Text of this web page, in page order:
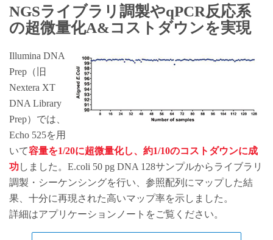
NGSライブラリ調製やqPCR反応系
の超微量化A&コストダウンを実現
Illumina DNA
Prep（旧
Nextera XT
DNA Library
Prep）では、
Echo 525を用
いて容量を1/20に超微量化し、約1/10のコストダウンに成
功しました。E.coli 50 pg DNA 128サンプルからライブラリ
調製・シーケンシングを行い、参照配列にマップした結
果、十分に再現された高いマップ率を示しました。
詳細はアプリケーションノートをご覧ください。